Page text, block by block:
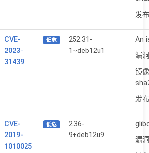
发
CVE-
2023-
31439
低危
252.31-
1~deb12u1
An
漏
镜
发
CVE-
2019-
1010025
低危
2.36-
9+deb12u9
漏